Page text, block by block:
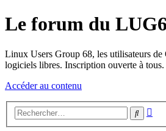
Le forum du
Linux Users Group 68, les utilisateurs
logiciels libres. Inscription ouverte à tous.
Accéder au contenu